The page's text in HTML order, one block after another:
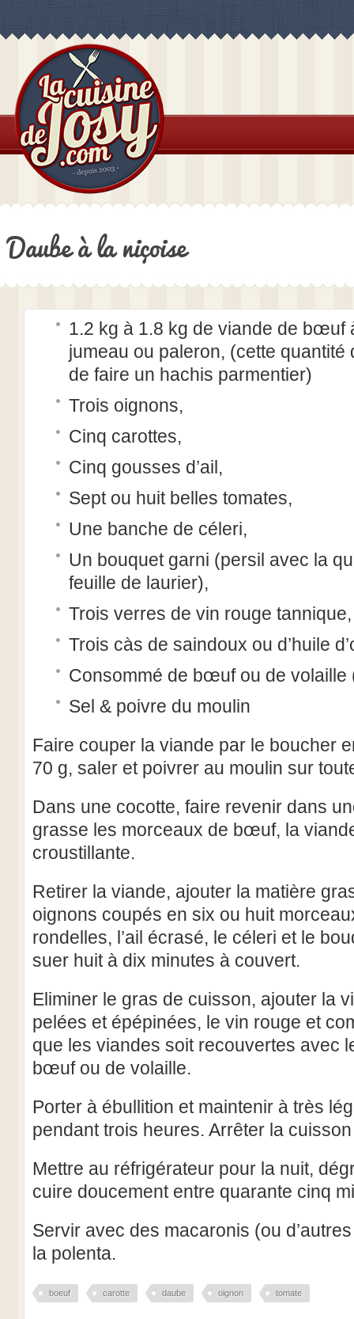
Daube à la niçoise
1.2 kg à 1.8 kg de viande de bœuf
jumeau ou paleron, (cette quantité
de faire un hachis parmentier)
Trois oignons,
Cinq carottes,
Cinq gousses d’ail,
Sept ou huit belles tomates,
Une banche de céleri,
Un bouquet garni (persil avec la
feuille de laurier),
Trois verres de vin rouge tannique,
Trois càs de saindoux ou d’huile
Consommé de bœuf ou de volaille
Sel & poivre du moulin
Faire couper la viande par le boucher
70 g, saler et poivrer au moulin sur
Dans une cocotte, faire revenir dans
grasse les morceaux de bœuf, la
croustillante.
Retirer la viande, ajouter la matière
oignons coupés en six ou huit
rondelles, l’ail écrasé, le céleri et le
suer huit à dix minutes à couvert.
Eliminer le gras de cuisson, ajouter la
pelées et épépinées, le vin rouge et
que les viandes soit recouvertes avec
bœuf ou de volaille.
Porter à ébullition et maintenir à très
pendant trois heures. Arrêter la
Mettre au réfrigérateur pour la nuit,
cuire doucement entre quarante cinq
Servir avec des macaronis (ou
la polenta.
boeuf carotte daube oignon tomate